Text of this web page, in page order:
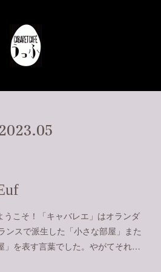
2023.05
こそ！「キャバレエ」はオランダ
ンスで派生した「小さな部屋」また
」を表す言葉でした。やがてそれ…